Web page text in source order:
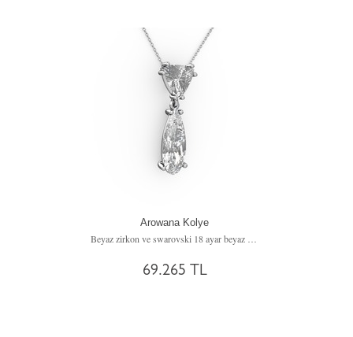
Arowana Kolye
69.265 TL